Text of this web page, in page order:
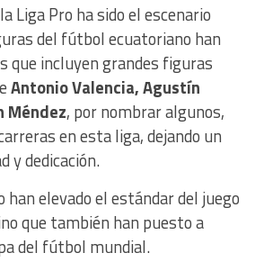
Liga Pro ha sido el escenario
del fútbol ecuatoriano han
que incluyen grandes figuras
Antonio Valencia, Agustín
Méndez, por nombrar algunos,
en esta liga, dejando un
y dedicación.
han elevado el estándar del juego
que también han puesto a
del fútbol mundial.